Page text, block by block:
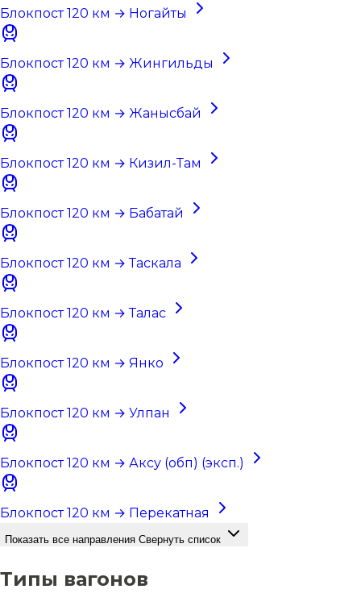
Блокпост 120 км → Ногайты
Блокпост 120 км → Жингильды
Блокпост 120 км → Жанысбай
Блокпост 120 км → Кизил-Там
Блокпост 120 км → Бабатай
Блокпост 120 км → Таскала
Блокпост 120 км → Талас
Блокпост 120 км → Янко
Блокпост 120 км → Улпан
Блокпост 120 км → Аксу (обп) (эксп.)
Блокпост 120 км → Перекатная
Показать все направления Свернуть список
Типы вагонов